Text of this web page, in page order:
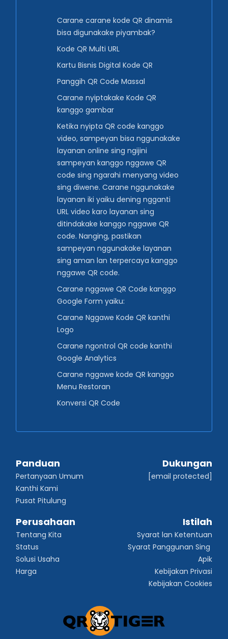
Carane carane kode QR dinamis
bisa digunakake piyambak?
Kode QR Multi URL
Kartu Bisnis Digital Kode QR
Panggih QR Code Massal
Carane nyiptakake Kode QR
kanggo gambar
Ketika nyipta QR code kanggo
video, sampeyan bisa nggunakake
layanan online sing ngijini
sampeyan kanggo nggawe QR
code sing ngarahi menyang video
sing diwene. Carane nggunakake
layanan iki yaiku dening ngganti
URL video karo layanan sing
ditindakake kanggo nggawe QR
code. Nanging, pastikan
sampeyan nggunakake layanan
sing aman lan terpercaya kanggo
nggawe QR code.
Carane nggawe QR Code kanggo
Google Form yaiku:
Carane Nggawe Kode QR kanthi
Logo
Carane ngontrol QR code kanthi
Google Analytics
Carane nggawe kode QR kanggo
Menu Restoran
Konversi QR Code
Panduan
Pertanyaan Umum
Kanthi Kami
Pusat Pitulung
Dukungan
[email protected]
Perusahaan
Tentang Kita
Status
Solusi Usaha
Harga
Istilah
Syarat lan Ketentuan
Syarat Panggunan Sing
Apik
Kebijakan Privasi
Kebijakan Cookies